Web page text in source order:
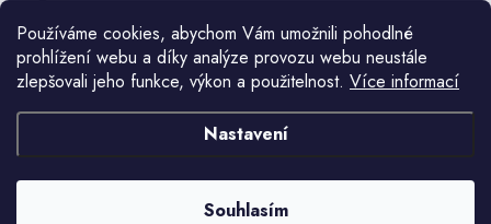
Používáme cookies, abychom Vám umožnili pohodlné
prohlížení webu a díky analýze provozu webu neustále
zlepšovali jeho funkce, výkon a použitelnost. Více informací
Nastavení
Souhlasím
9.8.2026
Spokojenost
7.8.2026
Ján Kubala
7.8.2026